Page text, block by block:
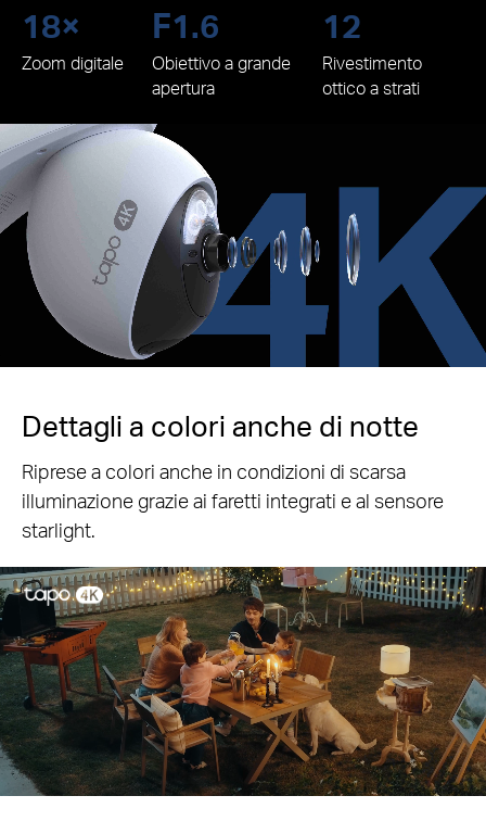
18×
Zoom digitale
F1.6
Obiettivo a grande
apertura
12
Rivestimento
ottico a strati
Dettagli a colori anche di notte
Riprese a colori anche in condizioni di scarsa
illuminazione grazie ai faretti integrati e al sensore
starlight.
IR Night Vision